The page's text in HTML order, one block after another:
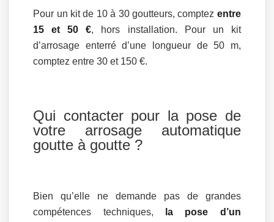
Pour un kit de 10 à 30 goutteurs, comptez entre
15 et 50 €, hors installation. Pour un kit
d’arrosage enterré d’une longueur de 50 m,
comptez entre 30 et 150 €.
Qui contacter pour la pose de
votre arrosage automatique
goutte à goutte ?
Bien qu’elle ne demande pas de grandes
compétences techniques,
la pose d’un